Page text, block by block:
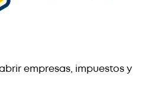
empresas, impuestos y